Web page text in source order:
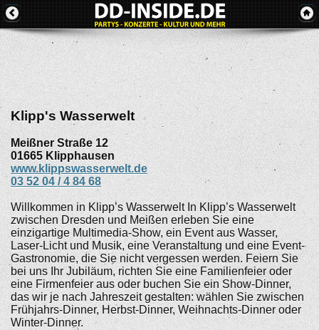
Klipp's Wasserwelt
Meißner Straße 12
01665 Klipphausen
www.klippswasserwelt.de
03 52 04 / 4 84 68
Willkommen in Klipp’s Wasserwelt In Klipp’s Wasserwelt
zwischen Dresden und Meißen erleben Sie eine
einzigartige Multimedia-Show, ein Event aus Wasser,
Laser-Licht und Musik, eine Veranstaltung und eine Event-
Gastronomie, die Sie nicht vergessen werden. Feiern Sie
bei uns Ihr Jubiläum, richten Sie eine Familienfeier oder
eine Firmenfeier aus oder buchen Sie ein Show-Dinner,
das wir je nach Jahreszeit gestalten: wählen Sie zwischen
Frühjahrs-Dinner, Herbst-Dinner, Weihnachts-Dinner oder
Winter-Dinner.